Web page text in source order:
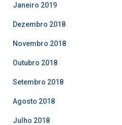
Janeiro 2019
Dezembro 2018
Novembro 2018
Outubro 2018
Setembro 2018
Agosto 2018
Julho 2018